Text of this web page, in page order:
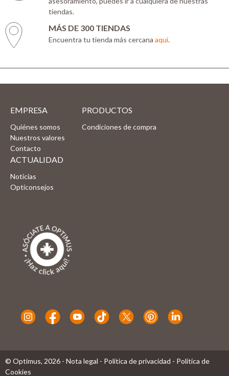
tiendas.
MÁS DE 300 TIENDAS
Encuentra tu tienda más cercana aquí.
EMPRESA
Quiénes somos
Nuestros valores
Contacto
PRODUCTOS
Condiciones de compra
ACTUALIDAD
Noticias
Opticonsejos
© Optimus, 2026 - Nota legal - Política de privacidad - Política de
Cookies